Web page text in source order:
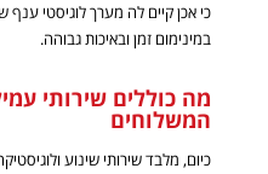
כי אכן קיים לה מערךלוגיסטי ענף
במינימום זמן ובאיכות גבוהה.
מה כוללים שירותי
המשלוחים
כיום, מלבד שירותי שינוע